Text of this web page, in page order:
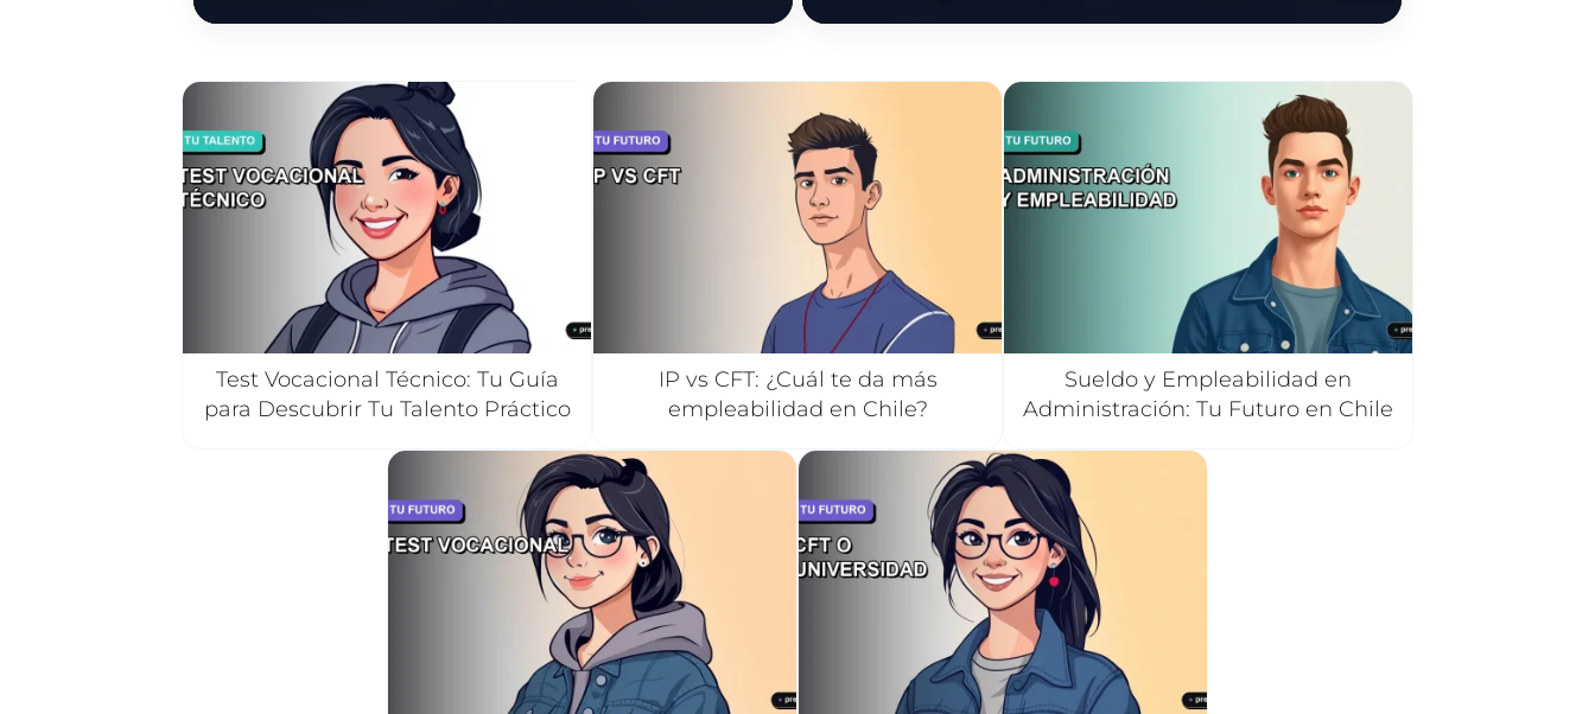
Test Vocacional Técnico: Tu Guía
para Descubrir Tu Talento Práctico
IP vs CFT: ¿Cuál te da más
empleabilidad en Chile?
Sueldo y Empleabilidad en
Administración: Tu Futuro en Chile